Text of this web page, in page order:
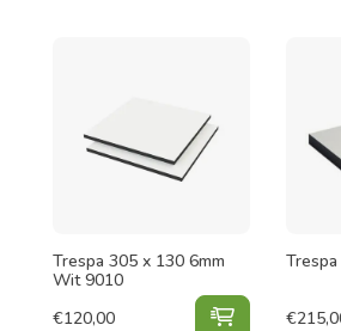
Trespa 305 x 130 6mm
Wit 9010
€120,00 Trespa 305
€